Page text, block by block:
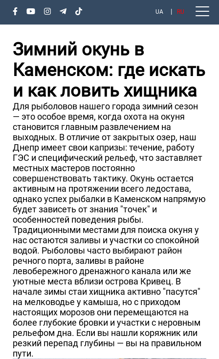
UA RU
Зимний окунь в
Каменском: где искать
и как ловить хищника
Для рыболовов нашего города зимний сезон
— это особое время, когда охота на окуня
становится главным развлечением на
выходных. В отличие от закрытых озер, наш
Днепр имеет свои капризы: течение, работу
ГЭС и специфический рельеф, что заставляет
местных мастеров постоянно
совершенствовать тактику. Окунь остается
активным на протяжении всего ледостава,
однако успех рыбалки в Каменском напрямую
будет зависеть от знания "точек" и
особенностей поведения рыбы.
Традиционными местами для поиска окуня у
нас остаются заливы и участки со спокойной
водой. Рыболовы часто выбирают район
речного порта, заливы в районе
левобережного дренажного канала или же
уютные места вблизи острова Кривец. В
начале зимы стаи хищника активно "пасутся"
на мелководье у камыша, но с приходом
настоящих морозов они перемещаются на
более глубокие бровки и участки с неровным
рельефом дна. Если вы нашли коряжник или
резкий перепад глубины — вы на правильном
пути.